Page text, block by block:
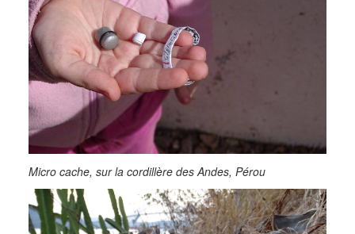
Micro cache, sur la cordillère des Andes, Pérou